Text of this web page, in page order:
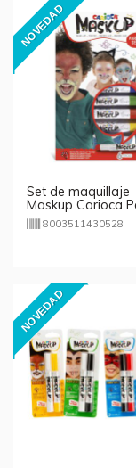
NOVEDAD
Set de maquillaje
Maskup Carioca
Set8003511430528
NOVEDAD